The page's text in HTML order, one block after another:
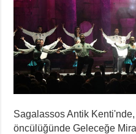
Sagalassos Antik Kenti'nde,
öncülüğünde Geleceğe